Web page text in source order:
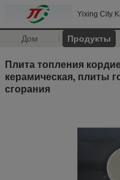
Yixing City
Дом Продукты
Плита топления
керамическая, плиты
сгорания